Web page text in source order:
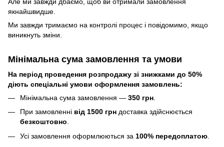
якнайшвидше.
Ми завжди тримаємо на контролі процес і повідомимо, якщо
виникнуть зміни.
Мінімальна сума замовлення та умови
На період проведення розпродажу зі знижками до 50%
діють спеціальні умови оформлення замовлень:
Мінімальна сума замовлення — 350 грн
При замовленні від 1500 грн доставка здійснюється
безкоштовно.
Усі замовлення оформлюються за 100% передоплатою